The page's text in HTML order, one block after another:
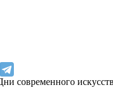
современного